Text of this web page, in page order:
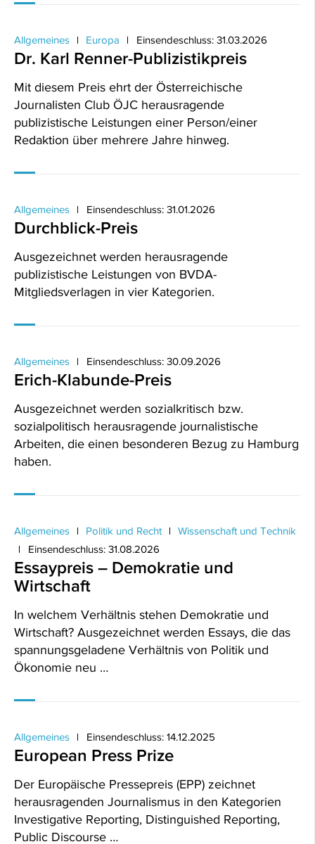
Allgemeines Europa Einsendeschluss: 31.03.2026
Dr. Karl Renner-Publizistikpreis
Mit diesem Preis ehrt der Österreichische
Journalisten Club ÖJC herausragende
publizistische Leistungen einer Person/einer
Redaktion über mehrere Jahre hinweg.
Allgemeines Einsendeschluss: 31.01.2026
Durchblick-Preis
Ausgezeichnet werden herausragende
publizistische Leistungen von BVDA-
Mitgliedsverlagen in vier Kategorien.
Allgemeines Einsendeschluss: 30.09.2026
Erich-Klabunde-Preis
Ausgezeichnet werden sozialkritisch bzw.
sozialpolitisch herausragende journalistische
Arbeiten, die einen besonderen Bezug zu Hamburg
haben.
Allgemeines Politik und Recht
Wissenschaft und Technik
Einsendeschluss: 31.08.2026
Essaypreis – Demokratie und
Wirtschaft
In welchem Verhältnis stehen Demokratie und
Wirtschaft? Ausgezeichnet werden Essays, die das
spannungsgeladene Verhältnis von Politik und
Ökonomie neu …
Allgemeines Einsendeschluss: 14.12.2025
European Press Prize
Der Europäische Pressepreis (EPP) zeichnet
herausragenden Journalismus in den Kategorien
Investigative Reporting, Distinguished Reporting,
Public Discourse …